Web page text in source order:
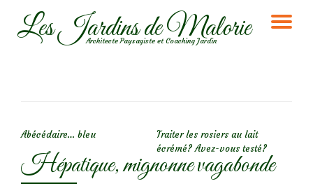
AllerLes Jardins de Malorie
Architecte Paysagiste et Coaching Jardin
Abécédaire… bleu
Traiter les rosiers au lait
écrémé? Avez-vous testé?
Hépatique, mignonne vagabonde